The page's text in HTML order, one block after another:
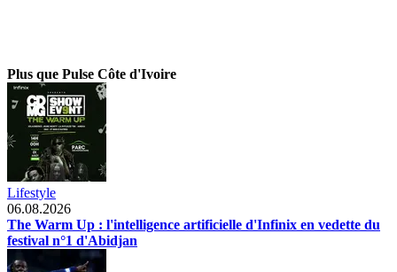
Plus que Pulse Côte d'Ivoire
Lifestyle
06.08.2026
The Warm Up : l'intelligence artificielle d'Infinix en vedette du
festival n°1 d'Abidjan